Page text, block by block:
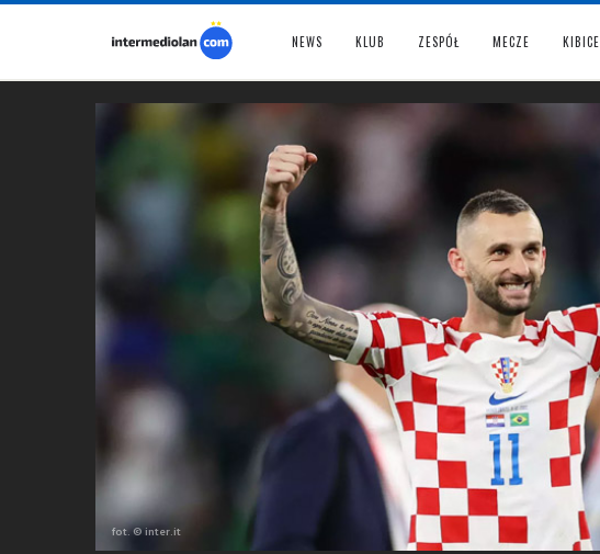
NEWS KLUB ZESPÓŁ MECZE KIBICE
fot. © inter.it